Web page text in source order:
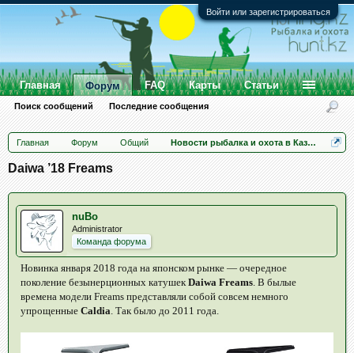
Войти или зарегистрироваться
Главная Форум Общий Новости рыбалка и охота в Казахстане
Daiwa ’18 Freams
nuBo
Administrator
Команда форума
Новинка января 2018 года на японском рынке — очередное
поколение безынерционных катушекDaiwa Freams. В былые
времена модели Freams представляли собой совсем немного
упрощенные Caldia. Так было до 2011 года.
Главная Форум
Поиск сообщений Последние сообщения
FAQ Карты Статьи